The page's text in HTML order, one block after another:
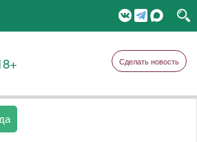
Сделать новость